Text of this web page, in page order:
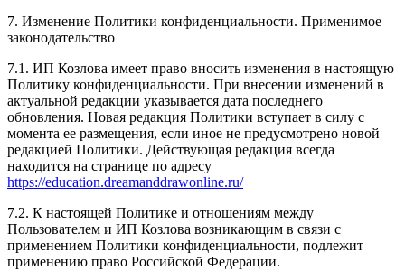
7. Изменение Политики конфиденциальности. Применимое
законодательство
7.1. ИП Козлова имеет право вносить изменения в настоящую
Политику конфиденциальности. При внесении изменений в
актуальной редакции указывается дата последнего
обновления. Новая редакция Политики вступает в силу с
момента ее размещения, если иное не предусмотрено новой
редакцией Политики. Действующая редакция всегда
находится на странице по адресу
https://education.dreamanddrawonline.ru/
7.2. К настоящей Политике и отношениям между
Пользователем и ИП Козлова возникающим в связи с
применением Политики конфиденциальности, подлежит
применению право Российской Федерации.